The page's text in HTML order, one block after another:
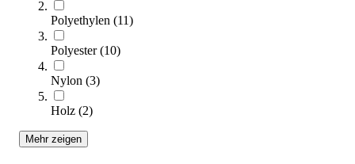
Polyethylen (11)
Polyester(10)
Nylon (3)
Holz (2)
Mehr zeigen
65-96von139
Kategorien & Filter
Seite 1